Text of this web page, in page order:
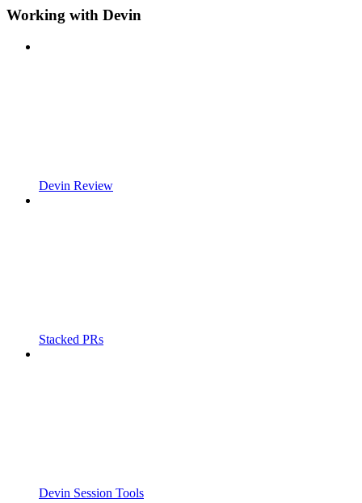
Working with Devin
Devin Review
Stacked PRs
Devin Session Tools